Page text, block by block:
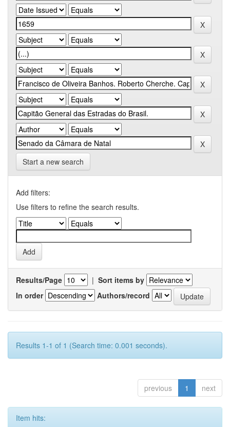
Start a new search
Add filters:
Use filters to refine the search results.
Results/Page | Sort items by
In order
Authors/record
Results 1-1 of 1 (Search time: 0.001 seconds).
previous 1 next
Item hits: